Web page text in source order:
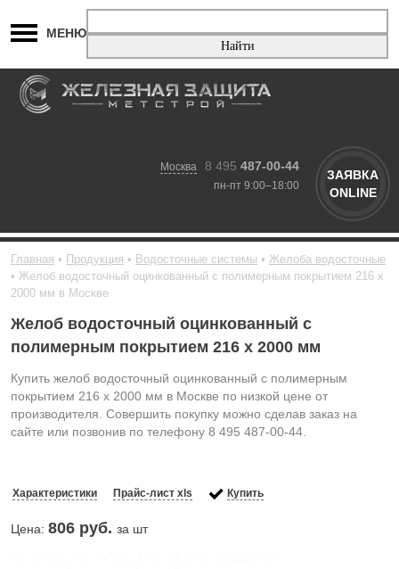
МЕНЮ
Москва 8 495 487-00-44
пн-пт 9:00–18:00
ЗАЯВКА
ONLINE
Главная Продукция Водосточные системы
Желоба водосточные
Желоб водосточный оцинкованный с полимерным покрытием 216 х
2000 мм в Москве
Желоб водосточный оцинкованный с
полимерным покрытием 216 х 2000 мм
Купить желоб водосточный оцинкованный с полимерным
покрытием 216 х 2000 мм в Москве по низкой цене от
производителя. Совершить покупку можно сделав заказ на
сайте или позвонив по телефону 8 495 487-00-44.
Характеристики Прайс-лист xls Купить
Цена: 806 руб. за шт